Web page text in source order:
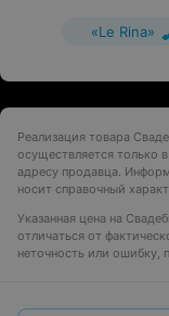
«Le Rina»
Реализация товара
осуществляется только
адресу продавца.
носит справочный
Указанная цена на
отличаться от
неточность или ошибку,